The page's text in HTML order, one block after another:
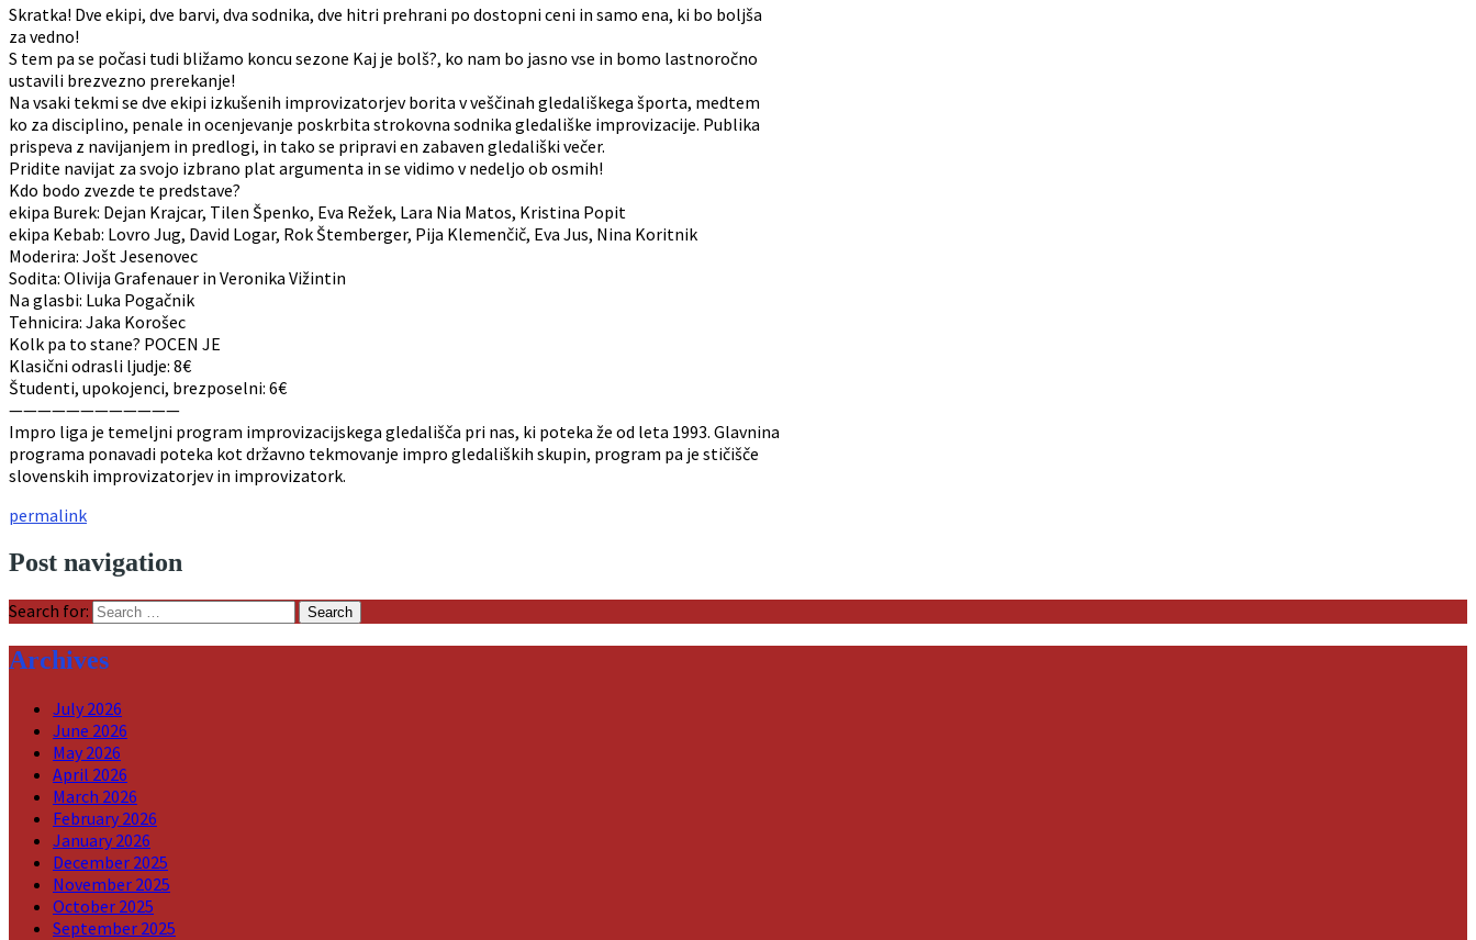
Skratka! Dve ekipi, dve barvi, dva sodnika, dve hitri prehrani po dostopni ceni in samo ena, ki bo boljša
za vedno!
S tem pa se počasi tudi bližamo koncu sezone Kaj je bolš?, ko nam bo jasno vse in bomo lastnoročno
ustavili brezvezno prerekanje!
Na vsaki tekmi se dve ekipi izkušenih improvizatorjev borita v veščinah gledališkega športa, medtem
ko za disciplino, penale in ocenjevanje poskrbita strokovna sodnika gledališke improvizacije. Publika
prispeva z navijanjem in predlogi, in tako se pripravi en zabaven gledališki večer.
Pridite navijat za svojo izbrano plat argumenta in se vidimo v nedeljo ob osmih!
Kdo bodo zvezde te predstave?
ekipa Burek: Dejan Krajcar, Tilen Špenko, Eva Režek, Lara Nia Matos, Kristina Popit
ekipa Kebab: Lovro Jug, David Logar, Rok Štemberger, Pija Klemenčič, Eva Jus, Nina Koritnik
Moderira: Jošt Jesenovec
Sodita: Olivija Grafenauer in Veronika Vižintin
Na glasbi: Luka Pogačnik
Tehnicira: Jaka Korošec
Kolk pa to stane? POCEN JE
Klasični odrasli ljudje: 8€
Študenti, upokojenci, brezposelni: 6€
————————————
Impro liga je temeljni program improvizacijskega gledališča pri nas, ki poteka že od leta 1993. Glavnina
programa ponavadi poteka kot državno tekmovanje impro gledaliških skupin, program pa je stičišče
slovenskih improvizatorjev in improvizatork.
permalink
Post navigation
Search for:
Archives
July 2026
June 2026
May 2026
April 2026
March 2026
February 2026
January 2026
December 2025
November 2025
October 2025
September 2025